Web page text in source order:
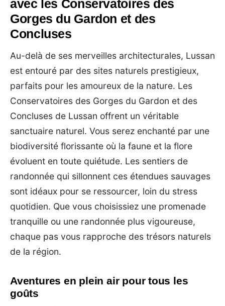
avec les Conservatoires des
Gorges du Gardon et des
Concluses
Au-delà de ses merveilles architecturales, Lussan
est entouré par des sites naturels prestigieux,
parfaits pour les amoureux de la nature. Les
Conservatoires des Gorges du Gardon et des
Concluses de Lussan offrent un véritable
sanctuaire naturel. Vous serez enchanté par une
biodiversité florissante où la faune et la flore
évoluent en toute quiétude. Les sentiers de
randonnée qui sillonnent ces étendues sauvages
sont idéaux pour se ressourcer, loin du stress
quotidien. Que vous choisissiez une promenade
tranquille ou une randonnée plus vigoureuse,
chaque pas vous rapproche des trésors naturels
de la région.
Aventures en plein air pour tous les
goûts